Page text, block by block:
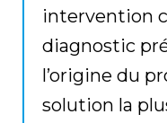
intervention
diagnostic
l’origine du
solution la